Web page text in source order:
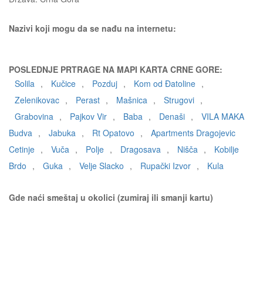
Nazivi koji mogu da se nađu na internetu:
POSLEDNJE PRTRAGE NA MAPI KARTA CRNE GORE:
Solila , Kučice , Pozduj , Kom od Đatoline ,
Zelenikovac , Perast , Mašnica , Strugovi ,
Grabovina , Pajkov Vir , Baba , Denaši ,
VILA MAKA
Budva , Jabuka , Rt Opatovo ,
Apartments Dragojevic
Cetinje , Vuča , Polje , Dragosava , Nišča ,
Kobilje
Brdo , Guka , Velje Slacko , Rupački Izvor , Kula
Gde naći smeštaj u okolici (zumiraj ili smanji kartu)